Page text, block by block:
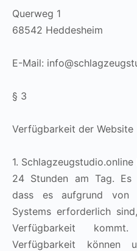
Querweg 1
68542 Heddesheim
E-Mail:
§ 3
Verfügbarkeit der Website
1.
24 Stunden am Tag. Es
dass es aufgrund von
Systems erforderlich
Verfügbarkeit
Verfügbarkeit können